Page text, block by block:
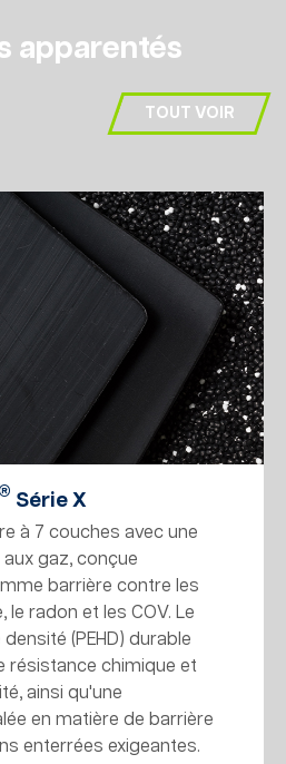
apparentés
TOUT VOIR
Série X
à 7 couches avec une
aux gaz, conçue
barrière contre les
le radon et les COV. Le
(PEHD) durable
résistance chimique et
ainsi qu'une
en matière de barrière
enterrées exigeantes.